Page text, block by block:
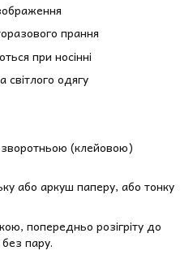
прання
при носінні
світлого одягу
(клейовою)
або аркуш паперу, або тонку
попередньо розігріту до
пару.